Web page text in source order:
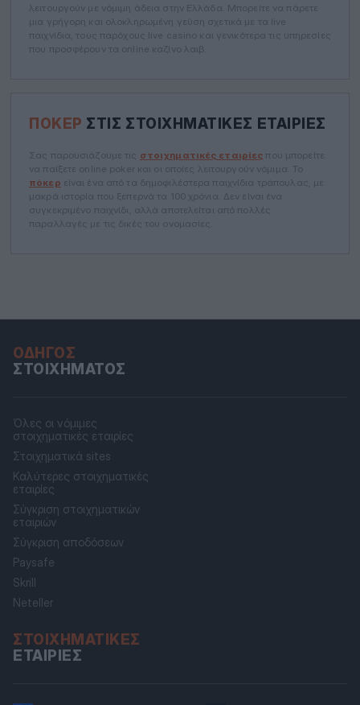
λειτουργούν με νόμιμη άδεια στην Ελλάδα. Μπορείτε να πάρετε
μια γρήγορη και ολοκληρωμένη γεύση σχετικά με τα live
παιχνίδια, τους παρόχους live casino και γενικότερα τις υπηρεσίες
που προσφέρουν τα online καζίνο λαιβ.
ΠΌΚΕΡ ΣΤΙΣ ΣΤΟΙΧΗΜΑΤΙΚΈΣ ΕΤΑΙΡΊΕΣ
Σας παρουσιάζουμε τις στοιχηματικές εταιρίες που μπορείτε
να παίξετε online poker και οι οποίες λειτουργούν νόμιμα. Το
πόκερ είναι ένα από τα δημοφιλέστερα παιχνίδια τράπουλας, με
μακρά ιστορία που ξεπερνά τα 100 χρόνια. Δεν είναι ένα
συγκεκριμένο παιχνίδι, αλλά αποτελείται από πολλές
παραλλαγές με τις δικές του ονομασίες.
ΟΔΗΓΌΣ
ΣΤΟΙΧΉΜΑΤΟΣ
Όλες οι νόμιμες
στοιχηματικές εταιρίες
Στοιχηματικά sites
Καλύτερες στοιχηματικές
εταιρίες
Σύγκριση στοιχηματικών
εταιριών
Σύγκριση αποδόσεων
Paysafe
Skrill
Neteller
ΣΤΟΙΧΗΜΑΤΙΚΈΣ
ΕΤΑΙΡΊΕΣ